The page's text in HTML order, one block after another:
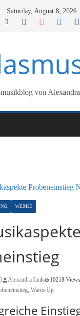
Saturday, August 8, 2026
von
WERKE
Alexandra Link 10218 Views
, Warm-Up